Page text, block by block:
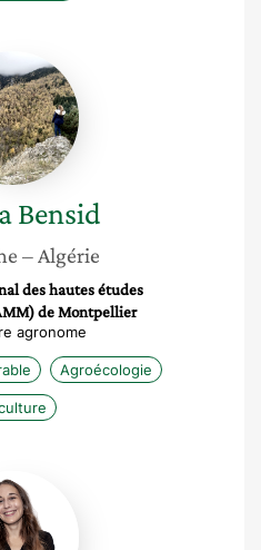
Kahina
Bensid
Bensid
– Algérie
des hautes études
de Montpellier
agronome
Agroécologie
Fiona
Ottaviani